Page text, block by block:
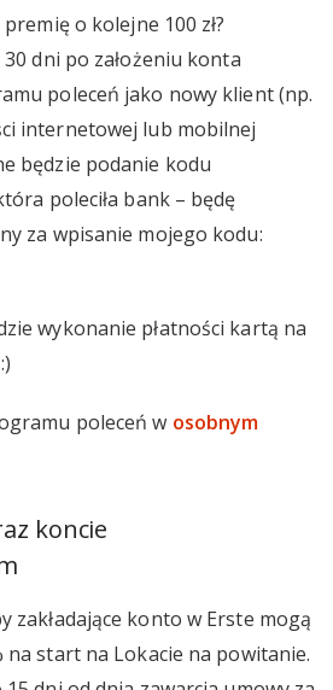
o kolejne 100 zł?
dni po założeniu konta
poleceń jako nowy klient (np.
internetowej lub mobilnej
będzie podanie kodu
poleciła bank – będę
za wpisanie mojego kodu:
wykonanie płatności kartą na
poleceń w osobnym
koncie
zakładające konto w Erste mogą
na start na Lokacie na powitanie.